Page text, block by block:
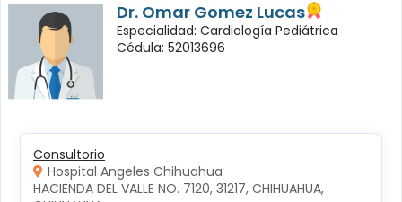
Dr. Omar Gomez Lucas
Especialidad: Cardiología Pediátrica
Cédula: 52013696
Consultorio
Hospital Angeles Chihuahua
HACIENDA DEL VALLE NO. 7120, 31217, CHIHUAHUA,